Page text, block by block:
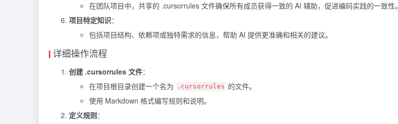
在团队项目中，共享的 .cursorrules 文件确保所有成员获得一致的 AI 辅助，促进编码实践的一致性。
项目特定知识：
包括项目结构、依赖项或独特需求的信息，帮助 AI 提供更准确和相关的建议。
详细操作流程
创建 .cursorrules 文件：
在项目根目录创建一个名为
.cursorrules 的文件。
使用 Markdown 格式编写规则和说明。
定义规则：